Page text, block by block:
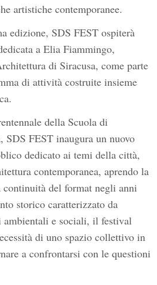
artistiche contemporanee.
edizione, SDS FEST ospiterà
a Elia Fiammingo,
di Siracusa, come parte
di attività costruite insieme
della Scuola di
SDS FEST inaugura un nuovo
dedicato ai temi della città,
contemporanea, aprendo la
del format negli anni
storico caratterizzato da
ambientali e sociali, il festival
di uno spazio collettivo in
a confrontarsi con le questioni